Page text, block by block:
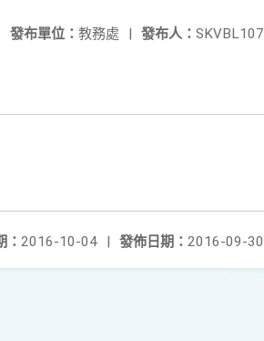
發布人： SKVBL107
發布單位： 教務處 |
發佈日期： 2016-09-30
： 2016-10-04 |